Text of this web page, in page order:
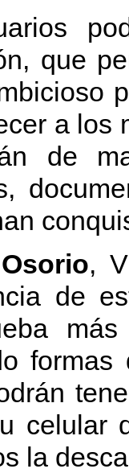
que
a los
de
,
de
celular
la